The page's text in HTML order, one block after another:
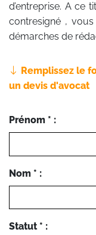
d’entreprise. A ce
contresigné ,
démarches de
Remplissez le
un devis d'avocat
Prénom * :
Nom * :
Statut * :